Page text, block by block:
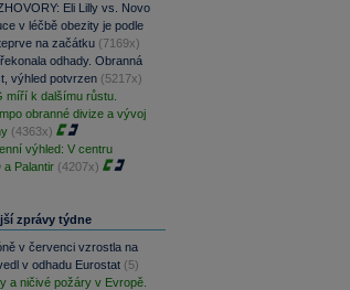
Eli Lilly vs. Novo
v léčbě obezity je podle
na začátku (7169x)
odhady. Obranná
výhled potvrzen (5217x)
míří k dalšímu růstu.
obranné divize a vývoj
(4363x)
výhled: V centru
a Palantir (4207x)
zprávy týdne
v červenci vzrostla na
v odhadu Eurostat (5)
a ničivé požáry v Evropě.